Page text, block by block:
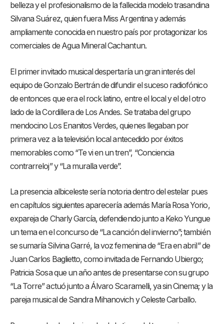
belleza y el profesionalismo de la fallecida modelo trasandina
Silvana Suárez, quien fuera Miss Argentina y además
ampliamente conocida en nuestro país por protagonizar los
comerciales de Agua Mineral Cachantun.
El primer invitado musical despertaría un gran interés del
equipo de Gonzalo Bertrán de difundir el suceso radiofónico
de entonces que era el rock latino, entre el local y el del otro
lado de la Cordillera de Los Andes. Se trataba del grupo
mendocino Los Enanitos Verdes, quienes llegaban por
primera vez a la televisión local antecedido por éxitos
memorables como “Te vi en un tren”, “Conciencia
contrarreloj” y “La muralla verde”.
La presencia albiceleste sería notoria dentro del estelar pues
en capítulos siguientes aparecería además María Rosa Yorio,
expareja de Charly García, defendiendo junto a Keko Yungue
un tema en el concurso de “La canción del invierno”; también
se sumaría Silvina Garré, la voz femenina de “Era en abril” de
Juan Carlos Baglietto, como invitada de Fernando Ubiergo;
Patricia Sosa que un año antes de presentarse con su grupo
“La Torre” actuó junto a Álvaro Scaramelli, ya sin Cinema; y la
pareja musical de Sandra Mihanovich y Celeste Carballo.